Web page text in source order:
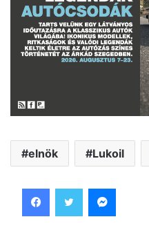
elnök Lukoil